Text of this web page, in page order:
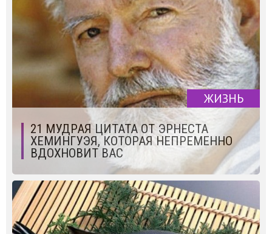
ЖИЗНЬ
21 МУДРАЯ ЦИТАТА ОТ ЭРНЕСТА
ХЕМИНГУЭЯ, КОТОРАЯ НЕПРЕМЕННО
ВДОХНОВИТ ВАС